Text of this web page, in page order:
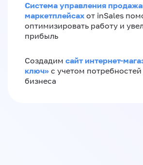
Система управления
маркетплейсах от inSales
оптимизировать работу и
прибыль
Создадим сайт интернет-
ключ» с учетом
бизнеса